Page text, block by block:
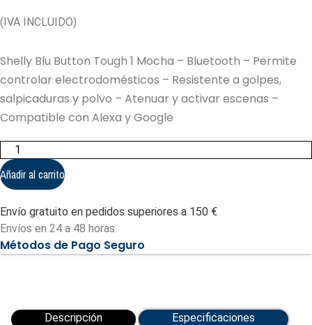
(IVA INCLUIDO)
Shelly Blu Button Tough 1 Mocha – Bluetooth – Permite
controlar electrodomésticos – Resistente a golpes,
salpicaduras y polvo – Atenuar y activar escenas –
Compatible con Alexa y Google
Shelly
Blu
Button
Tough
1
-
Bluetooth
(SH-
BLU-
BUTTON-
Añadir al carrito
Envío gratuito en pedidos superiores a 150 €
Envíos en 24 a 48 horas.
Métodos de Pago Seguro
Descripción
Especificaciones